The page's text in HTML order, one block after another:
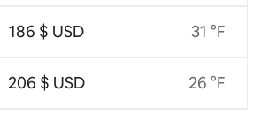
186 $ USD
206 $ USD
31 °F
26 °F